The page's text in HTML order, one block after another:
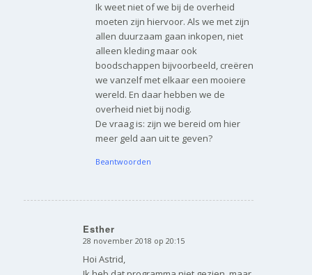
Ik weet niet of we bij de overheid
moeten zijn hiervoor. Als we met zijn
allen duurzaam gaan inkopen, niet
alleen kleding maar ook
boodschappen bijvoorbeeld, creëren
we vanzelf met elkaar een mooiere
wereld. En daar hebben we de
overheid niet bij nodig.
De vraag is: zijn we bereid om hier
meer geld aan uit te geven?
Beantwoorden
Esther
zegt:
28 november 2018 op 20:15
Hoi Astrid,